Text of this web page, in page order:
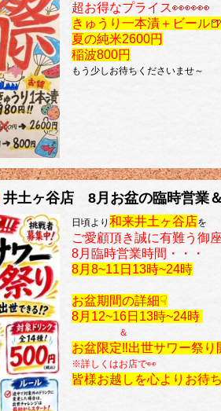
超お得なプライス👀👀👀
きゅうり一本漬＋ビール
夏の純米2600円
稲波800円
もう少しお待ちくださいませ～
井土ヶ谷店 8月お盆の臨時営業
日頃より 和来井土ヶ谷店を
ご愛顧頂き誠に有難う御
8月臨時営業時間・・・
8月8~11日13時~24時
お盆期間の詳細☟
8月12~16日13時~24時
＆
お盆限定‼出世サワー祭り
※詳しくはお店で👀
皆様お越しを心よりお待